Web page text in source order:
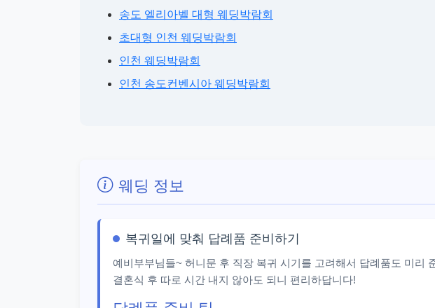
송도 엘리아벨 대형 웨딩박람회
초대형 인천 웨딩박람회
인천 웨딩박람회
인천 송도컨벤시아 웨딩박람회
웨딩 정보
복귀일에 맞춰 답례품 준비하기
예비부부님들~ 허니문 후 직장 복귀 시기를 고려해서 답례품도 미리
결혼식 후 따로 시간 내지 않아도 되니 편리하답니다!